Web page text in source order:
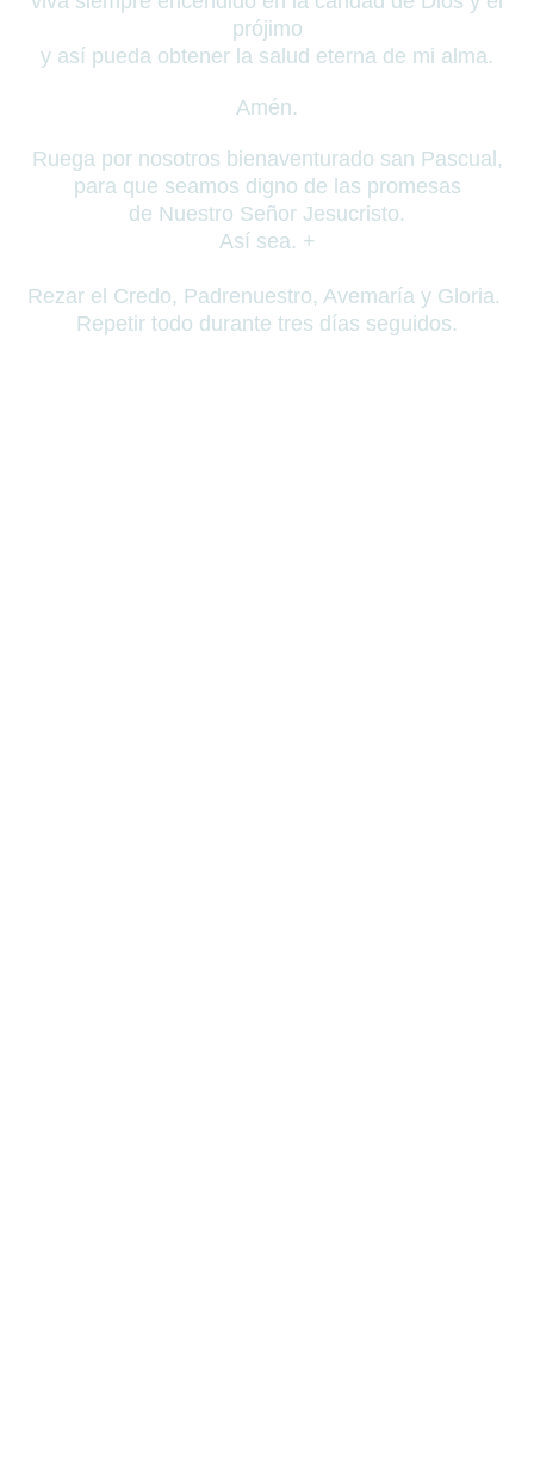
prójimo
y así pueda obtener la salud eterna de mi alma.
Amén.
Ruega por nosotros bienaventurado san Pascual,
para que seamos digno de las promesas
de Nuestro Señor Jesucristo.
Así sea. +
Rezar el Credo, Padrenuestro, Avemaría y Gloria.
Repetir todo durante tres días seguidos.